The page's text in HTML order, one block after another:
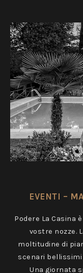
EVENTI –
Podere La Casina
vostre nozze.
moltitudine di
scenari bellissimi
Una giornata